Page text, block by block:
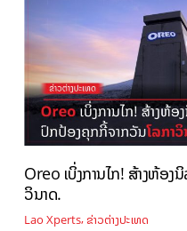
Oreo ເບິ່ງການໄກ! ສ້າງຫ້ອງ
ວິນາດ.
Lao Xperts, ຂ່າວຕ່າງປະເທດ